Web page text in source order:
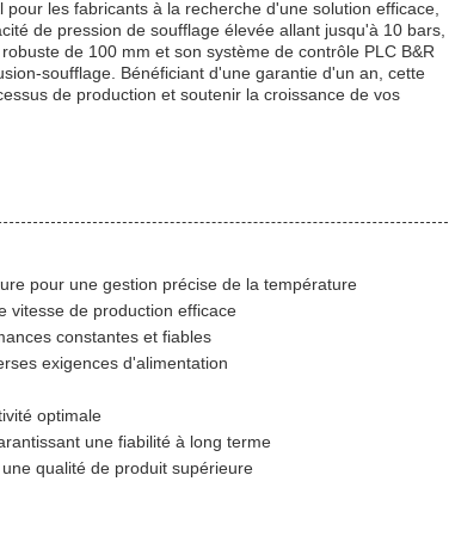
les fabricants à la recherche d'une solution efficace,
de pression de soufflage élevée allant jusqu'à 10 bars,
de 100 mm et son système de contrôle PLC B&R
soufflage. Bénéficiant d'une garantie d'un an, cette
de production et soutenir la croissance de vos
pour une gestion précise de la température
vitesse de production efficace
constantes et fiables
exigences d'alimentation
optimale
une fiabilité à long terme
qualité de produit supérieure